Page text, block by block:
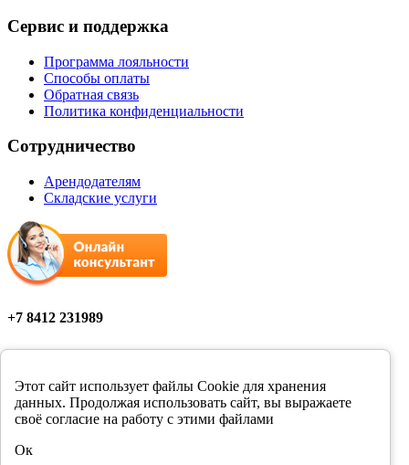
Этот сайт использует файлы Cookie для хранения
данных. Продолжая использовать сайт, вы выражаете
своё согласие на работу с этими файлами
Ок
Сервис и поддержка
Программа лояльности
Способы оплаты
Обратная связь
Политика конфиденциальности
Сотрудничество
Арендодателям
Складские услуги
+7 8412 231989
Мы в соцсетях
Цены в розничных магазинах Фортуна могут отличаться от
цен, указанных на сайте.